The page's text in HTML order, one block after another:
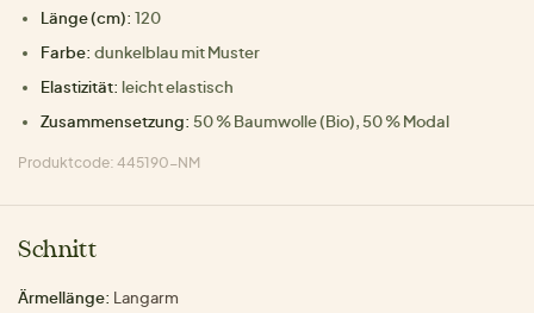
Länge (cm): 120
Farbe: dunkelblau mit Muster
Elastizität: leicht elastisch
Zusammensetzung: 50 % Baumwolle (Bio), 50 % Modal
Produktcode: 445190-NM
Schnitt
Ärmellänge: Langarm